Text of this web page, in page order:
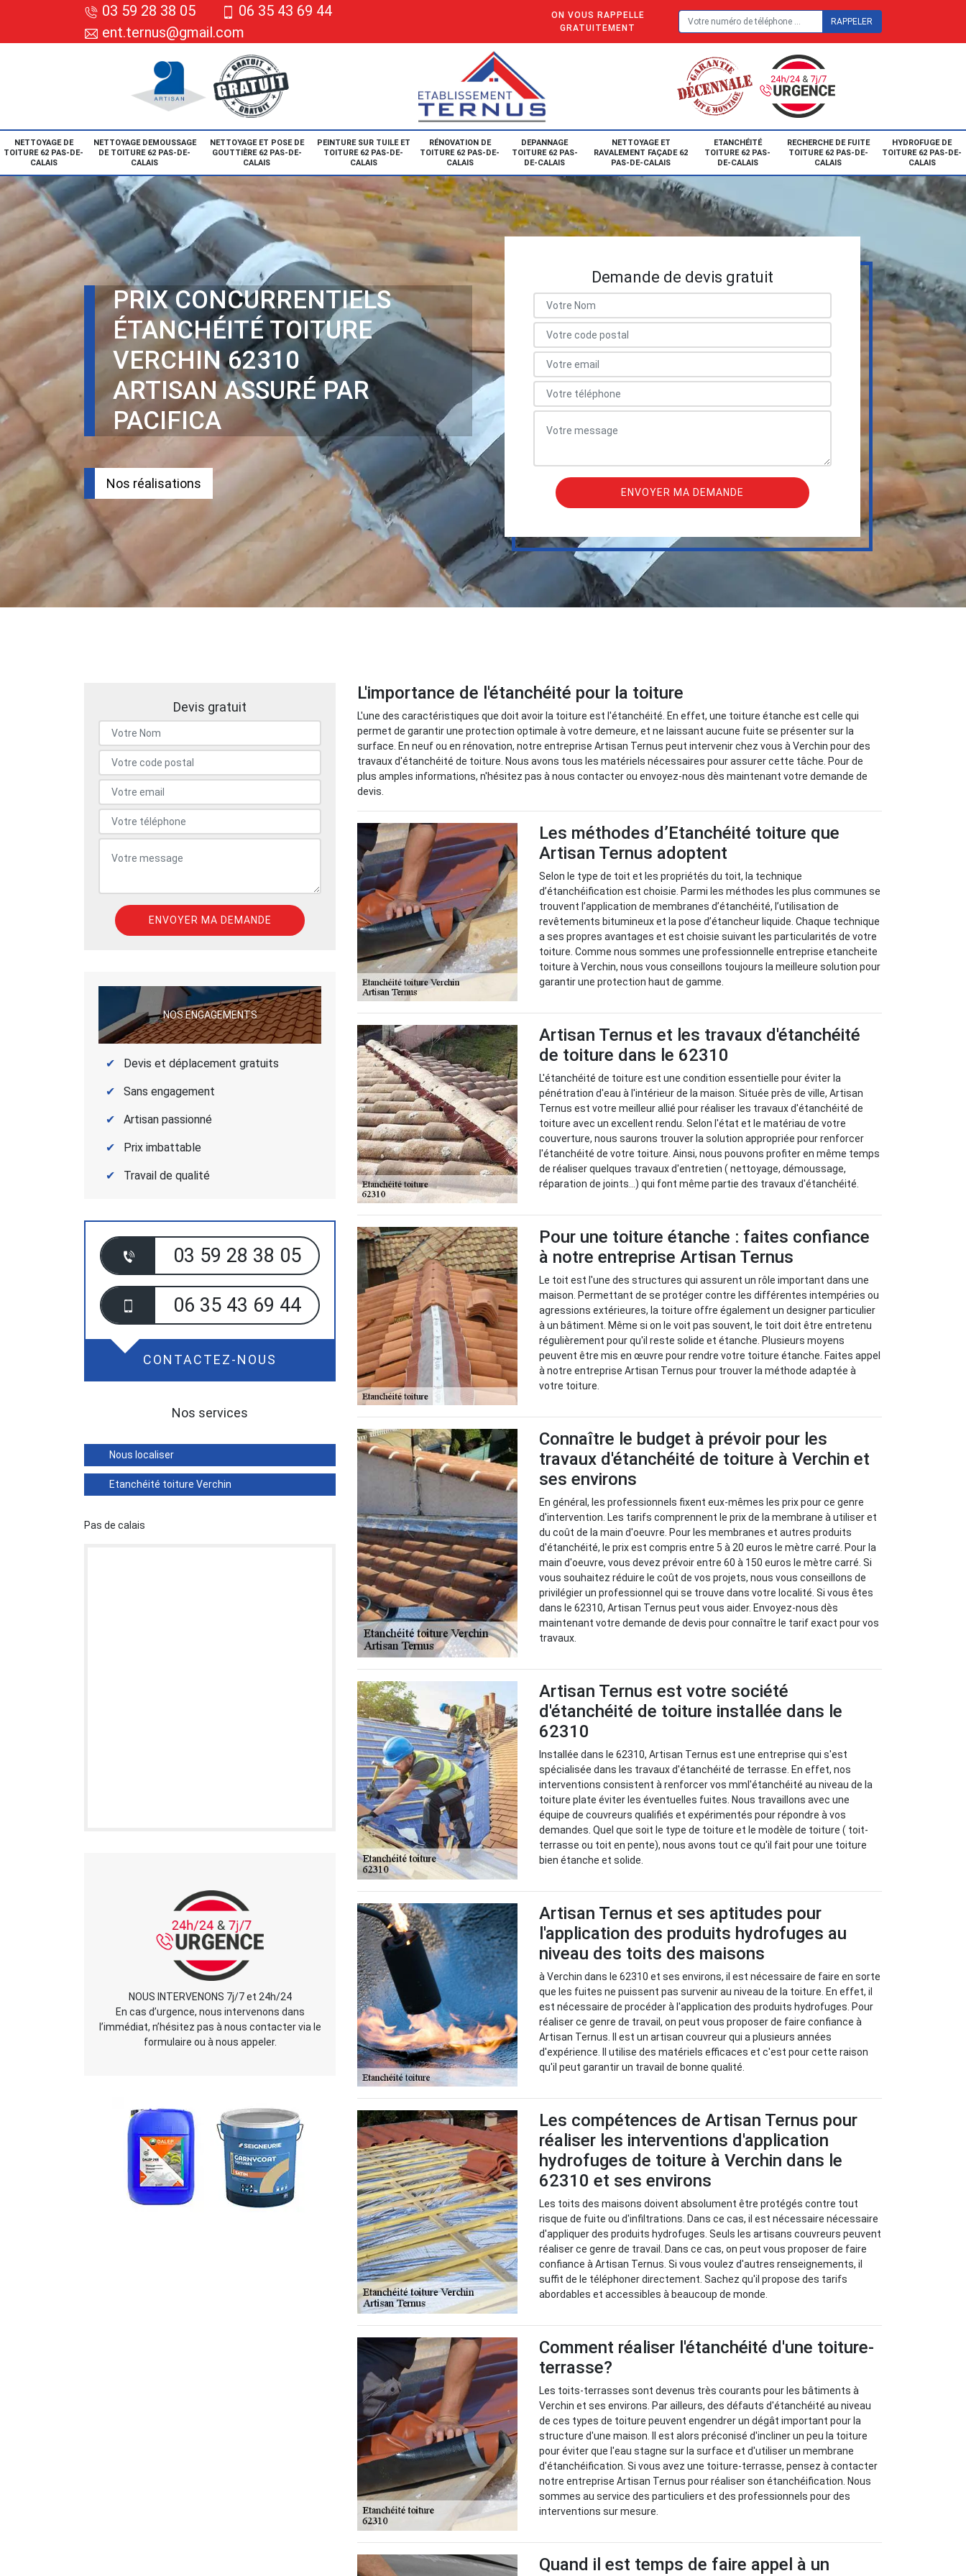
03 59 28 38 05
06 35 43 69 44
ent.ternus@gmail.com
ON VOUS RAPPELLE
GRATUITEMENT
NETTOYAGE DE
TOITURE 62 PAS-DE-
CALAIS
NETTOYAGE DEMOUSSAGE
DE TOITURE 62 PAS-DE-
CALAIS
NETTOYAGE ET POSE DE
GOUTTIÈRE 62 PAS-DE-
CALAIS
PEINTURE SUR TUILE ET
TOITURE 62 PAS-DE-
CALAIS
RÉNOVATION DE
TOITURE 62 PAS-DE-
CALAIS
DEPANNAGE
TOITURE 62 PAS-
DE-CALAIS
NETTOYAGE ET
RAVALEMENT FAÇADE 62
PAS-DE-CALAIS
ETANCHÉITÉ
TOITURE 62 PAS-
DE-CALAIS
RECHERCHE DE FUITE
TOITURE 62 PAS-DE-
CALAIS
HYDROFUGE DE
TOITURE 62 PAS-DE-
CALAIS
PRIX CONCURRENTIELS
ÉTANCHÉITÉ TOITURE
VERCHIN 62310
ARTISAN ASSURÉ PAR
PACIFICA
Nos réalisations
Demande de devis gratuit
Devis gratuit
NOS ENGAGEMENTS
Devis et déplacement gratuits
Sans engagement
Artisan passionné
Prix imbattable
Travail de qualité
03 59 28 38 05
06 35 43 69 44
CONTACTEZ-NOUS
Nos services
Nous localiser
Etanchéité toiture Verchin
Pas de calais
NOUS INTERVENONS 7j/7 et 24h/24
En cas d’urgence, nous intervenons dans
l’immédiat, n’hésitez pas à nous contacter via le
formulaire ou à nous appeler.
L'importance de l'étanchéité pour la toiture
L'une des caractéristiques que doit avoir la toiture est l'étanchéité. En effet, une toiture étanche est celle qui
permet de garantir une protection optimale à votre demeure, et ne laissant aucune fuite se présenter sur la
surface. En neuf ou en rénovation, notre entreprise Artisan Ternus peut intervenir chez vous à Verchin pour des
travaux d'étanchéité de toiture. Nous avons tous les matériels nécessaires pour assurer cette tâche. Pour de
plus amples informations, n'hésitez pas à nous contacter ou envoyez-nous dès maintenant votre demande de
devis.
Les méthodes d’Etanchéité toiture que
Artisan Ternus adoptent
Selon le type de toit et les propriétés du toit, la technique
d’étanchéification est choisie. Parmi les méthodes les plus communes se
trouvent l’application de membranes d’étanchéité, l’utilisation de
revêtements bitumineux et la pose d’étancheur liquide. Chaque technique
a ses propres avantages et est choisie suivant les particularités de votre
toiture. Comme nous sommes une professionnelle entreprise etancheite
toiture à Verchin, nous vous conseillons toujours la meilleure solution pour
garantir une protection haut de gamme.
Artisan Ternus et les travaux d'étanchéité
de toiture dans le 62310
L'étanchéité de toiture est une condition essentielle pour éviter la
pénétration d'eau à l'intérieur de la maison. Située près de ville, Artisan
Ternus est votre meilleur allié pour réaliser les travaux d'étanchéité de
toiture avec un excellent rendu. Selon l'état et le matériau de votre
couverture, nous saurons trouver la solution appropriée pour renforcer
l'étanchéité de votre toiture. Ainsi, nous pouvons profiter en même temps
de réaliser quelques travaux d'entretien ( nettoyage, démoussage,
réparation de joints...) qui font même partie des travaux d'étanchéité.
Pour une toiture étanche : faites confiance
à notre entreprise Artisan Ternus
Le toit est l'une des structures qui assurent un rôle important dans une
maison. Permettant de se protéger contre les différentes intempéries ou
agressions extérieures, la toiture offre également un designer particulier
à un bâtiment. Même si on le voit pas souvent, le toit doit être entretenu
régulièrement pour qu'il reste solide et étanche. Plusieurs moyens
peuvent être mis en œuvre pour rendre votre toiture étanche. Faites appel
à notre entreprise Artisan Ternus pour trouver la méthode adaptée à
votre toiture.
Connaître le budget à prévoir pour les
travaux d'étanchéité de toiture à Verchin et
ses environs
En général, les professionnels fixent eux-mêmes les prix pour ce genre
d'intervention. Les tarifs comprennent le prix de la membrane à utiliser et
du coût de la main d'oeuvre. Pour les membranes et autres produits
d'étanchéité, le prix est compris entre 5 à 20 euros le mètre carré. Pour la
main d'oeuvre, vous devez prévoir entre 60 à 150 euros le mètre carré. Si
vous souhaitez réduire le coût de vos projets, nous vous conseillons de
privilégier un professionnel qui se trouve dans votre localité. Si vous êtes
dans le 62310, Artisan Ternus peut vous aider. Envoyez-nous dès
maintenant votre demande de devis pour connaître le tarif exact pour vos
travaux.
Artisan Ternus est votre société
d'étanchéité de toiture installée dans le
62310
Installée dans le 62310, Artisan Ternus est une entreprise qui s'est
spécialisée dans les travaux d'étanchéité de terrasse. En effet, nos
interventions consistent à renforcer vos mml'étanchéité au niveau de la
toiture plate éviter les éventuelles fuites. Nous travaillons avec une
équipe de couvreurs qualifiés et expérimentés pour répondre à vos
demandes. Quel que soit le type de toiture et le modèle de toiture ( toit-
terrasse ou toit en pente), nous avons tout ce qu'il fait pour une toiture
bien étanche et solide.
Artisan Ternus et ses aptitudes pour
l'application des produits hydrofuges au
niveau des toits des maisons
à Verchin dans le 62310 et ses environs, il est nécessaire de faire en sorte
que les fuites ne puissent pas survenir au niveau de la toiture. En effet, il
est nécessaire de procéder à l'application des produits hydrofuges. Pour
réaliser ce genre de travail, on peut vous proposer de faire confiance à
Artisan Ternus. Il est un artisan couvreur qui a plusieurs années
d'expérience. Il utilise des matériels efficaces et c'est pour cette raison
qu'il peut garantir un travail de bonne qualité.
Les compétences de Artisan Ternus pour
réaliser les interventions d'application
hydrofuges de toiture à Verchin dans le
62310 et ses environs
Les toits des maisons doivent absolument être protégés contre tout
risque de fuite ou d'infiltrations. Dans ce cas, il est nécessaire nécessaire
d'appliquer des produits hydrofuges. Seuls les artisans couvreurs peuvent
réaliser ce genre de travail. Dans ce cas, on peut vous proposer de faire
confiance à Artisan Ternus. Si vous voulez d'autres renseignements, il
suffit de le téléphoner directement. Sachez qu'il propose des tarifs
abordables et accessibles à beaucoup de monde.
Comment réaliser l'étanchéité d'une toiture-
terrasse?
Les toits-terrasses sont devenus très courants pour les bâtiments à
Verchin et ses environs. Par ailleurs, des défauts d'étanchéité au niveau
de ces types de toiture peuvent engendrer un dégât important pour la
structure d'une maison. Il est alors préconisé d'incliner un peu la toiture
pour éviter que l'eau stagne sur la surface et d'utiliser un membrane
d'étanchéification. Si vous avez une toiture-terrasse, pensez à contacter
notre entreprise Artisan Ternus pour réaliser son étanchéification. Nous
sommes au service des particuliers et des professionnels pour des
interventions sur mesure.
Quand il est temps de faire appel à un